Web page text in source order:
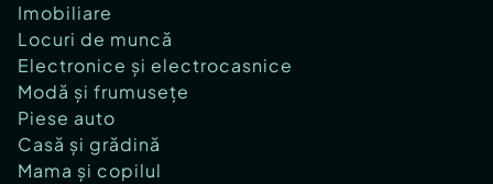
Imobiliare
Locuri de muncă
Electronice și electrocasnice
Modă și frumusețe
Piese auto
Casă și grădină
Mama și copilul